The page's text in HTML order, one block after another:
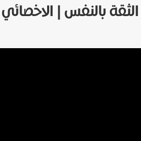
بالنفس |